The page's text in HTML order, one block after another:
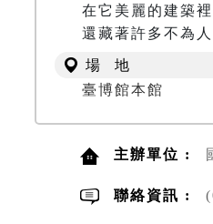
在它美麗的建築裡
還藏著許多不為
場 地
臺博館本館
主辦單位 :
聯絡資訊 :